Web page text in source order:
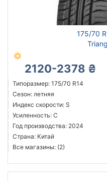
175/70
2120-2378 ₴
Типоразмер: 175/70 R14
Сезон: летняя
Индекс скорости: S
Усиленность: C
Год производства: 2024
Страна: Китай
Все магазины: (2)